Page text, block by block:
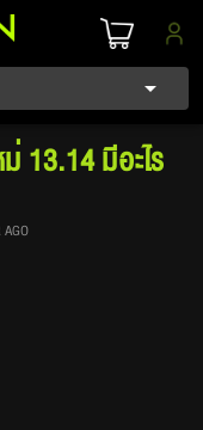
13.14 มีอะไร